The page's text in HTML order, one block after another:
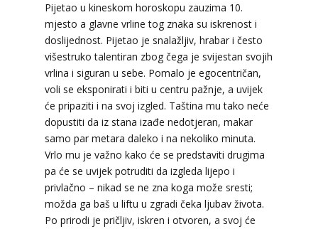
Pijetao u kineskom horoskopu zauzima 10.
mjesto a glavne vrline tog znaka su iskrenost i
doslijednost. Pijetao je snalažljiv, hrabar i često
višestruko talentiran zbog čega je svijestan svojih
vrlina i siguran u sebe. Pomalo je egocentričan,
voli se eksponirati i biti u centru pažnje, a uvijek
će pripaziti i na svoj izgled. Taština mu tako neće
dopustiti da iz stana izađe nedotjeran, makar
samo par metara daleko i na nekoliko minuta.
Vrlo mu je važno kako će se predstaviti drugima
pa će se uvijek potruditi da izgleda lijepo i
privlačno – nikad se ne zna koga može sresti;
možda ga baš u liftu u zgradi čeka ljubav života.
Po prirodi je pričljiv, iskren i otvoren, a svoj će